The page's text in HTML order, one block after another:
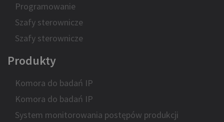
Programowanie
Szafy sterownicze
Szafy sterownicze
Produkty
Komora do badań IP
Komora do badań IP
System monitorowania postępów produkcji